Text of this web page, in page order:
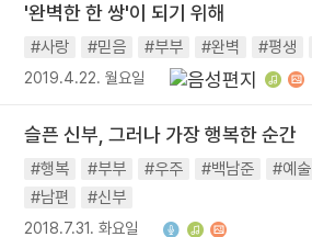
'완벽한 한 쌍'이 되기 위해
#사랑 #믿음 #부부 #완벽 #평생
2019.4.22. 월요일
슬픈 신부, 그러나 가장 행복한 순간
#행복 #부부 #우주 #백남준 #예술
#남편
#신부
2018.7.31. 화요일